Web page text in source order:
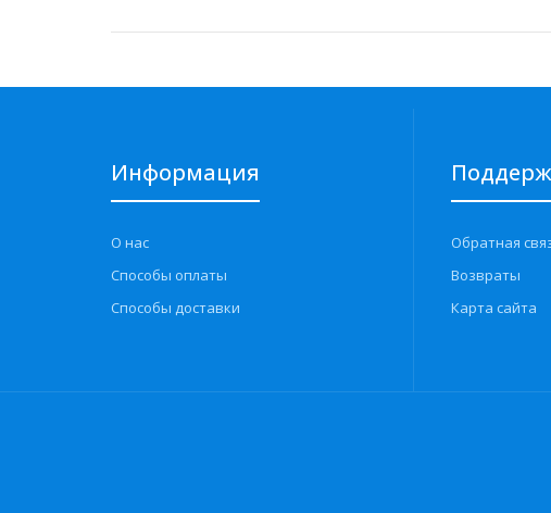
Информация
О нас
Способы оплаты
Способы доставки
Обратная
Возвраты
Карта сайта